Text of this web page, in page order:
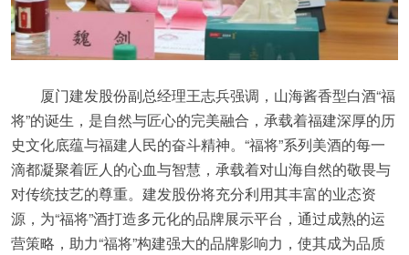
厦门建发股份副总经理王志兵强调，山海酱香型白酒“福
将”的诞生，是自然与匠心的完美融合，承载着福建深厚的历
史文化底蕴与福建人民的奋斗精神。“福将”系列美酒的每一
滴都凝聚着匠人的心血与智慧，承载着对山海自然的敬畏与
对传统技艺的尊重。建发股份将充分利用其丰富的业态资
源，为“福将”酒打造多元化的品牌展示平台，通过成熟的运
营策略，助力“福将”构建强大的品牌影响力，使其成为品质